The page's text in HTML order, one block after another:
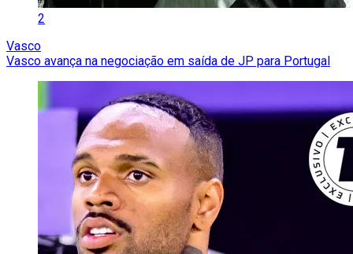
2
Vasco
Vasco avança na negociação em saída de JP para Portugal